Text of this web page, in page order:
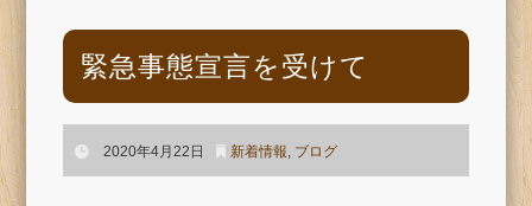
緊急事態宣言を受けて
2020年4月22日 新着情報, ブログ